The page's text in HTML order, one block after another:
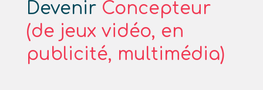
Devenir Concepteur
(de jeux vidéo, en
publicité, multimédia)